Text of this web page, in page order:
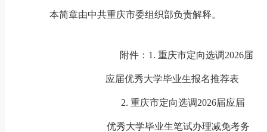
本简章由中共重庆市委组织部负责解释。
附件： 1. 重庆市定向选调2026届
应届优秀大学毕业生报名推荐表
2.重庆市定向选调2026届应届
优秀大学毕业生笔试办理减免考务